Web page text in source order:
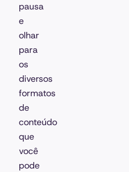
pausa
e
olhar
para
os
diversos
formatos
de
conteúdo
que
você
pode